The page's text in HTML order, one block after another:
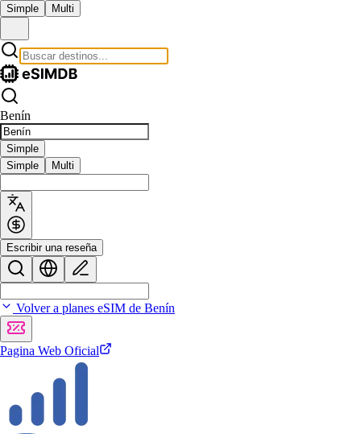
Simple Multi
Benín
Simple
Simple
Multi
Escribir una reseña
Volver a planes eSIM de Benín
Pagina Web Oficial